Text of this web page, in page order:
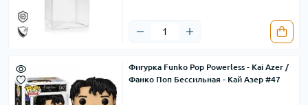
Фигурка Funko Pop Powerless - Kai Azer /
Фанко Поп Бессильная - Кай Азер #47